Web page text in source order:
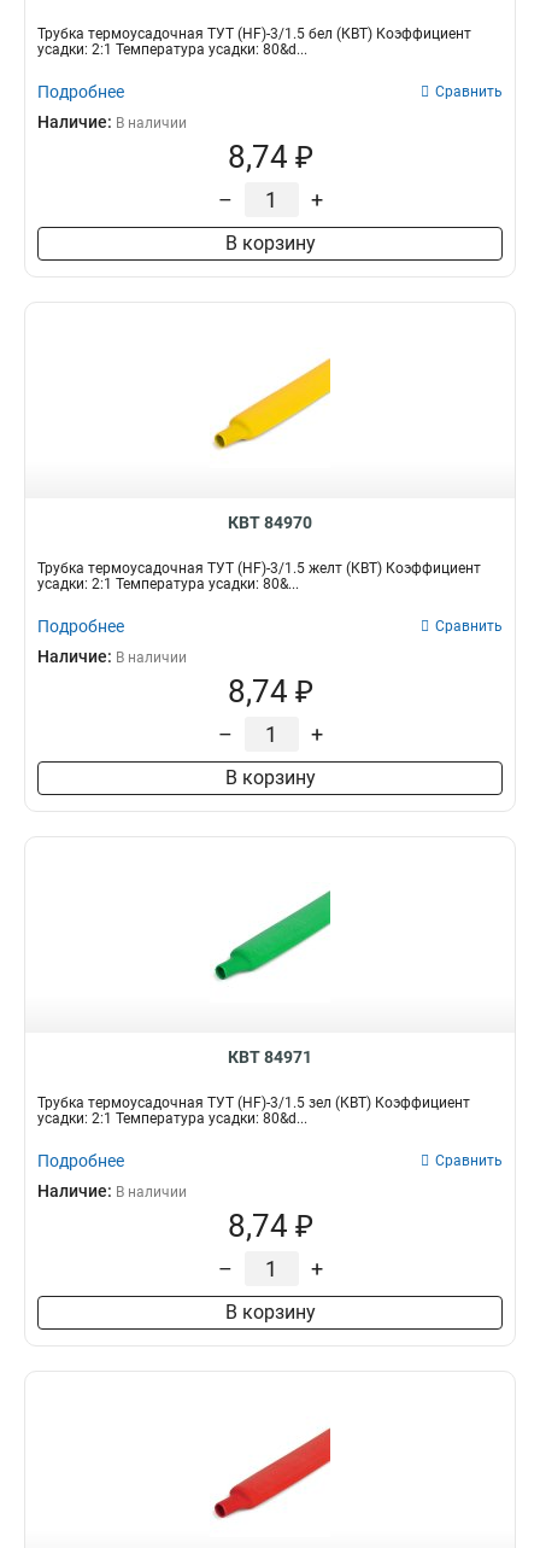
Трубка термоусадочная ТУТ (HF)-3/1.5 бел (КВТ) Коэффициент
усадки: 2:1 Температура усадки: 80&d...
Подробнее Сравнить
Наличие: В наличии
8,74 ₽
– +
В корзину
КВТ 84970
Трубка термоусадочная ТУТ (HF)-3/1.5 желт (КВТ) Коэффициент
усадки: 2:1 Температура усадки: 80&...
Подробнее Сравнить
Наличие: В наличии
8,74 ₽
– +
В корзину
КВТ 84971
Трубка термоусадочная ТУТ (HF)-3/1.5 зел (КВТ) Коэффициент
усадки: 2:1 Температура усадки: 80&d...
Подробнее Сравнить
Наличие: В наличии
8,74 ₽
– +
В корзину